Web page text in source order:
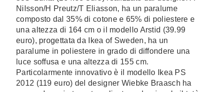
Nilsson/H Preutz/T Eliasson, ha un paralume
composto dal 35% di cotone e 65% di poliestere e
una altezza di 164 cm o il modello Arstid (39.99
euro), progettata da Ikea of Sweden, ha un
paralume in poliestere in grado di diffondere una
luce soffusa e una altezza di 155 cm.
Particolarmente innovativo è il modello Ikea PS
2012 (119 euro) del designer Wiebke Braasch ha